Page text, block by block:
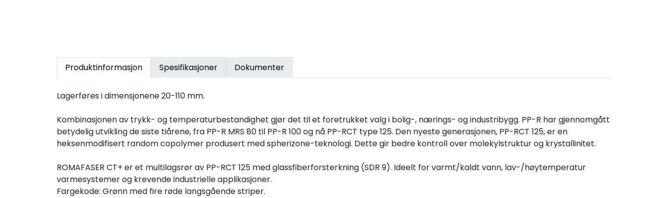
Produktinformasjon Spesifikasjoner Dokumenter
Lagerføres i dimensjonene 20-110 mm.
Kombinasjonen av trykk- og temperaturbestandighet gjør det til et foretrukket valg i bolig-, nærings- og industribygg. PP-R har gjennomgått
betydelig utvikling de siste tiårene, fra PP-R MRS 80 til PP-R 100 og nå PP-RCT type 125. Den nyeste generasjonen, PP-RCT 125, er en
heksenmodifisert random copolymer produsert med spherizone-teknologi. Dette gir bedre kontroll over molekylstruktur og krystallinitet.
ROMAFASER CT+ er et multilagsrør av PP-RCT 125 med glassfiberforsterkning (SDR 9). Ideelt for varmt/kaldt vann, lav-/høytemperatur
varmesystemer og krevende industrielle applikasjoner.
Fargekode: Grønn med fire røde langsgående striper.